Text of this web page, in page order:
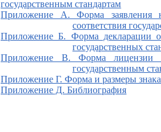
государственным стандартам
Приложение А. Форма заявления
соответствия
Приложение Б. Форма декларации о
государственных
Приложение В. Форма лицензии
государственным
Приложение Г. Форма и размеры знака
Приложение Д. Библиография